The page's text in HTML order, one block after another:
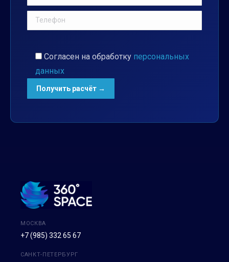
Согласен на обработку персональных
данных
МОСКВА
+7 (985) 332 65 67
САНКТ-ПЕТЕРБУРГ